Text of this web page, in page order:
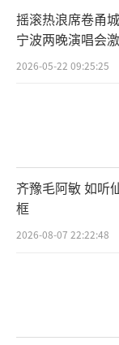
摇滚热浪席卷甬
宁波两晚演唱会
围炸裂
2026-05-22 09:25:25
齐豫毛阿敏 如听
框
2026-08-07 22:22:48